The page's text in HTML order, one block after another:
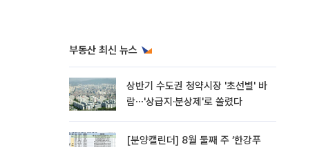
부동산 최신 뉴스
상반기 수도권 청약시장 '초선별' 바
람⋯'상급지·분상제'로 쏠렸다
[분양캘린더] 8월 둘째 주 ‘한강푸